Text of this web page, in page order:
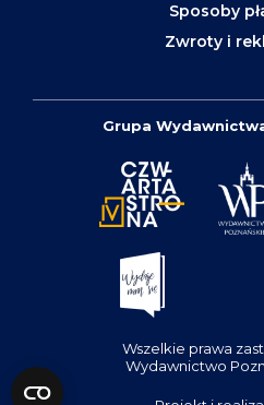
Sposoby
Zwroty i
Grupa
Wszelkie prawa
Wydawnictwo